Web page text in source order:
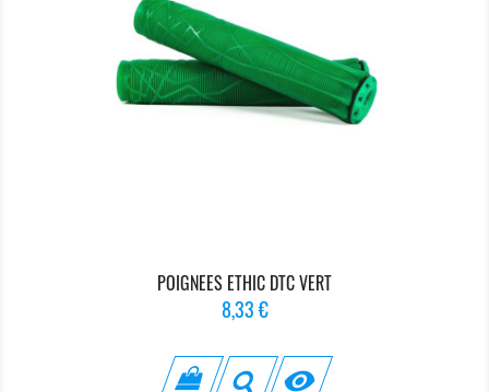
POIGNEES ETHIC DTC VERT
Prix
8,33 €
